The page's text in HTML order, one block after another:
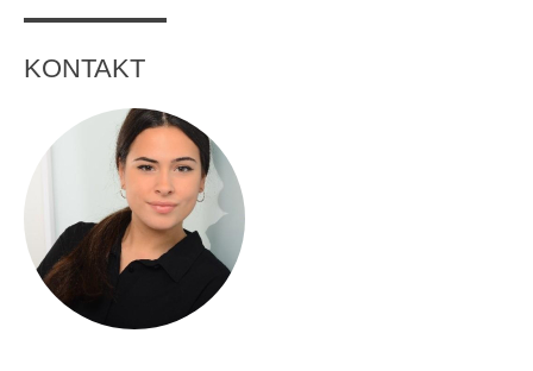
Übersicht
Planspiel Produktionssteuerung und Logistik
Übersicht
Industrie 4.0
Übersicht
Kompetenzbasiertes Projektmanagement
Übersicht
KONTAKT